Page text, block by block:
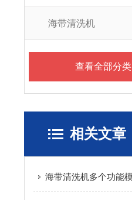
海带清洗机
查看全部分类
相关文章